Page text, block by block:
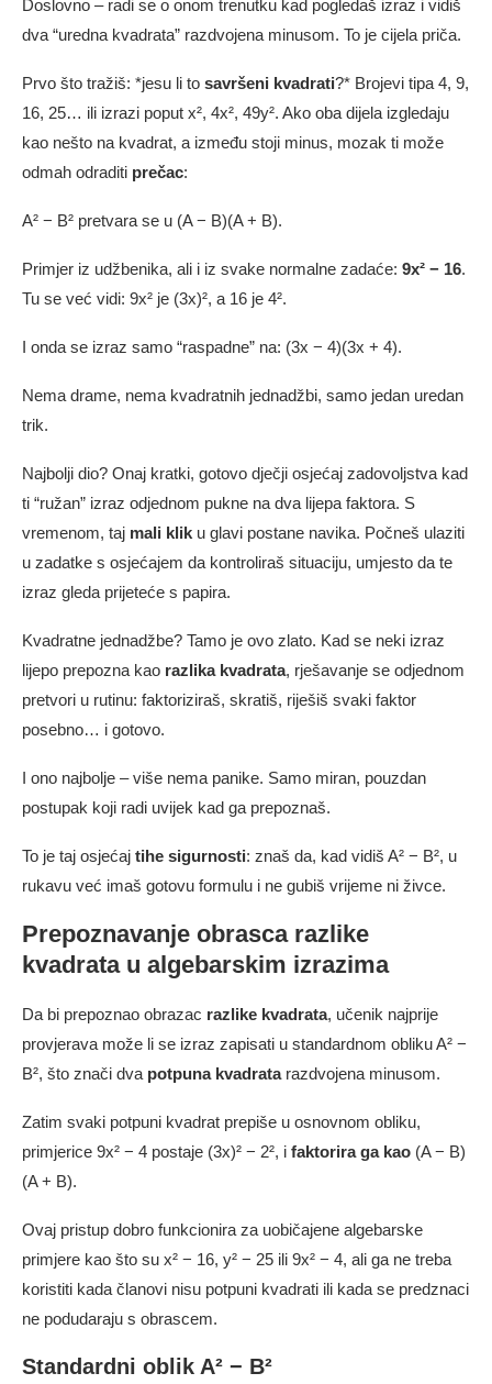
Doslovno – radi se o onom trenutku kad pogledaš izraz i vidiš
dva “uredna kvadrata” razdvojena minusom. To je cijela priča.
Prvo što tražiš: *jesu li to savršeni kvadrati?* Brojevi tipa 4, 9,
16, 25… ili izrazi poput x², 4x², 49y². Ako oba dijela izgledaju
kao nešto na kvadrat, a između stoji minus, mozak ti može
odmah odraditi prečac:
A² − B² pretvara se u (A − B)(A + B).
Primjer iz udžbenika, ali i iz svake normalne zadaće: 9x² − 16.
Tu se već vidi: 9x² je (3x)², a 16 je 4².
I onda se izraz samo “raspadne” na: (3x − 4)(3x + 4).
Nema drame, nema kvadratnih jednadžbi, samo jedan uredan
trik.
Najbolji dio? Onaj kratki, gotovo dječji osjećaj zadovoljstva kad
ti “ružan” izraz odjednom pukne na dva lijepa faktora. S
vremenom, taj mali klik u glavi postane navika. Počneš ulaziti
u zadatke s osjećajem da kontroliraš situaciju, umjesto da te
izraz gleda prijeteće s papira.
Kvadratne jednadžbe? Tamo je ovo zlato. Kad se neki izraz
lijepo prepozna kao razlika kvadrata, rješavanje se odjednom
pretvori u rutinu: faktoriziraš, skratiš, riješiš svaki faktor
posebno… i gotovo.
I ono najbolje – više nema panike. Samo miran, pouzdan
postupak koji radi uvijek kad ga prepoznaš.
To je taj osjećaj tihe sigurnosti: znaš da, kad vidiš A² − B², u
rukavu već imaš gotovu formulu i ne gubiš vrijeme ni živce.
Prepoznavanje obrasca razlike
kvadrata u algebarskim izrazima
Da bi prepoznao obrazac razlike kvadrata, učenik najprije
provjerava može li se izraz zapisati u standardnom obliku A² −
B², što znači dva potpuna kvadratarazdvojena minusom.
Zatim svaki potpuni kvadrat prepiše u osnovnom obliku,
primjerice 9x² − 4 postaje (3x)² − 2², i faktorira ga kao (A − B)
(A + B).
Ovaj pristup dobro funkcionira za uobičajene algebarske
primjere kao što su x² − 16, y² − 25 ili 9x² − 4, ali ga ne treba
koristiti kada članovi nisu potpuni kvadrati ili kada se predznaci
ne podudaraju s obrascem.
Standardni oblik A² − B²